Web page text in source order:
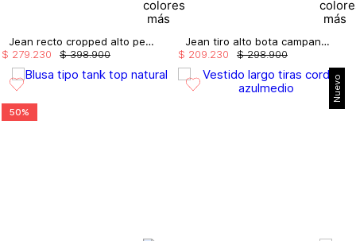
Jean recto cropped alto perlas costado
$ 398.900
$ 279 230
Jean tiro alto bota campana con cinturon
$ 298.900
$ 209 230
50%
Nuevo